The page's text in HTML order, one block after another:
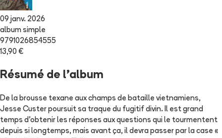
09 janv. 2026
album simple
9791026854555
13,90 €
Résumé de l'album
De la brousse texane aux champs de bataille vietnamiens,
Jesse Custer poursuit sa traque du fugitif divin. Il est grand
temps d'obtenir les réponses aux questions qui le tourmentent
depuis si longtemps, mais avant ça, il devra passer par la case «